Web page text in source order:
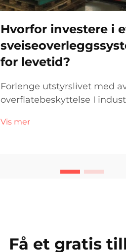
Hvorfor investere i
for levetid?
Forlenge utstyrslivet med
overflatebeskyttelse I
påvirkning av slitasje,
Vis mer
Få et gratis